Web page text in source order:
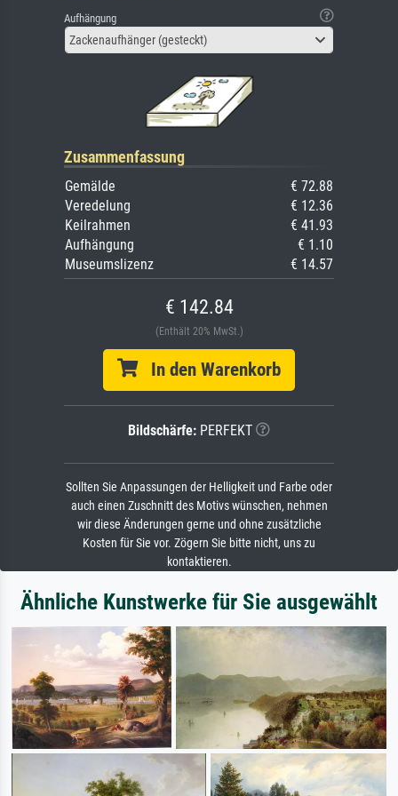
Aufhängung
Zackenaufhänger (gesteckt)
Zusammenfassung
Gemälde
€ 72.88
Veredelung
€ 12.36
Keilrahmen
€ 41.93
Aufhängung
€ 1.10
Museumslizenz
€ 14.57
€ 142.84
(Enthält 20% MwSt.)
In den Warenkorb
Bildschärfe: PERFEKT
Sollten Sie Anpassungen der Helligkeit und Farbe oder
auch einen Zuschnitt des Motivs wünschen, nehmen
wir diese Änderungen gerne und ohne zusätzliche
Kosten für Sie vor. Zögern Sie bitte nicht, uns zu
kontaktieren.
Ähnliche Kunstwerke für Sie ausgewählt